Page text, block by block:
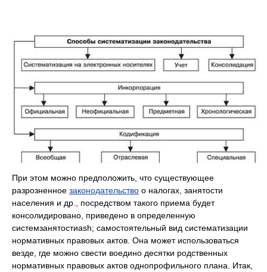
При этом можно предположить, что существующее
разрозненное законодательство о налогах, занятости
населения и др., посредством такого приема будет
консолидировано, приведено в определенную
системзанятостиash; самостоятельный вид систематизации
нормативных правовых актов. Она может использоваться
везде, где можно свести воедино десятки родственных
нормативных правовых актов однопрофильного плана. Итак,